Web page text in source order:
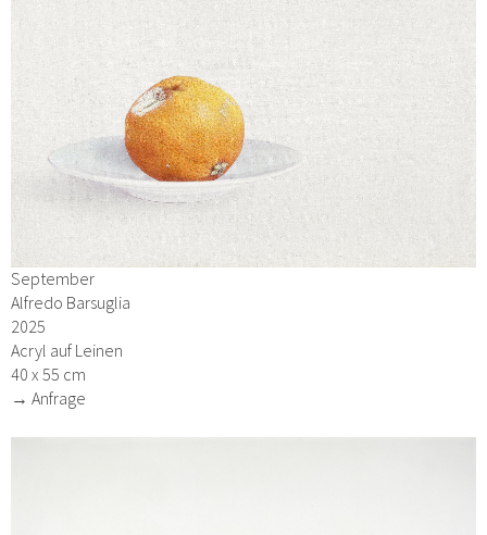
September
Alfredo Barsuglia
2025
Acryl auf Leinen
40 x 55 cm
→ Anfrage